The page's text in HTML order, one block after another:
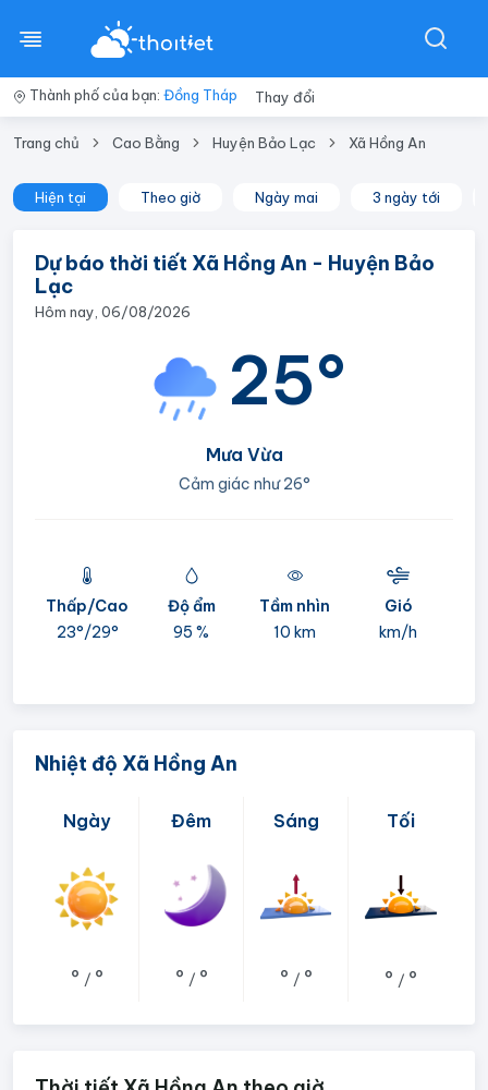
Thành phố của bạn: Đồng Tháp Thay đổi
Trang chủ Cao Bằng Huyện Bảo Lạc Xã Hồng An
Hiện tại Theo giờ Ngày mai 3 ngày tới
Dự báo thời tiết Xã Hồng An - Huyện Bảo
Lạc
Hôm nay, 06/08/2026
25°
Mưa Vừa
Cảm giác như26°
Thấp/Cao
23°/29°
Độ ẩm
95 %
Tầm nhìn
10 km
Gió
km/h
Nhiệt độ Xã Hồng An
Ngày
° / °
Đêm
° / °
Sáng
° / °
Tối
° / °